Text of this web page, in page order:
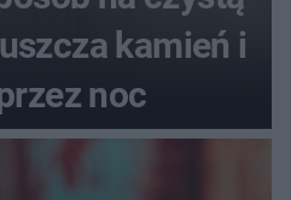
kamień i
noc